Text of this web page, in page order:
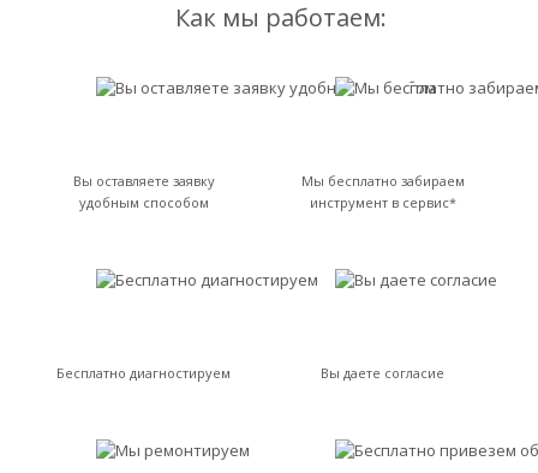
Как мы работаем:
Вы оставляете заявку
удобным способом
Мы бесплатно забираем
инструмент в сервис*
Бесплатно диагностируем Вы даете согласие